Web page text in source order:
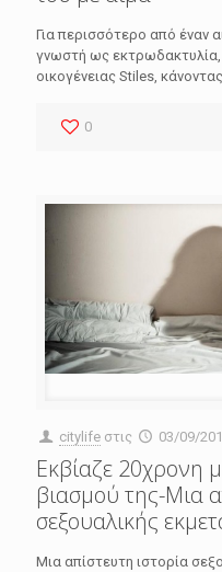
Για περισσότερο από έναν
γνωστή ως εκτρωδακτυλία,
οικογένειας Stiles,
0
citylife στις 03/09/
Εκβίαζε 20χρονη
βιασμού της-Μια
σεξουαλικής
Μια απίστευτη ιστορία